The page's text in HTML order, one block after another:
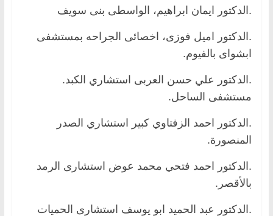
.الدكتور ايمان ابراهيم، الواسطى بنى سويف
.الدكتور اميل فوزى، اخصائى الجراحه بمستشفى
ابشواى بالفيوم.
.الدكتور علي حسن العربى استشاري الكبد.
مستشفى الساحل.
.الدكتور احمد الزفتاوي كبير استشاري الصدر
المنصورة.
.الدكتور احمد فتحي محمد عوض استشارى الرمد
بالأقصر.
.الدكتور عبد الحميد ابو يوسف استشارى الحميات